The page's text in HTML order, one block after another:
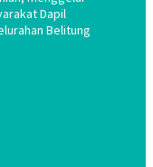
Dapil
Belitung